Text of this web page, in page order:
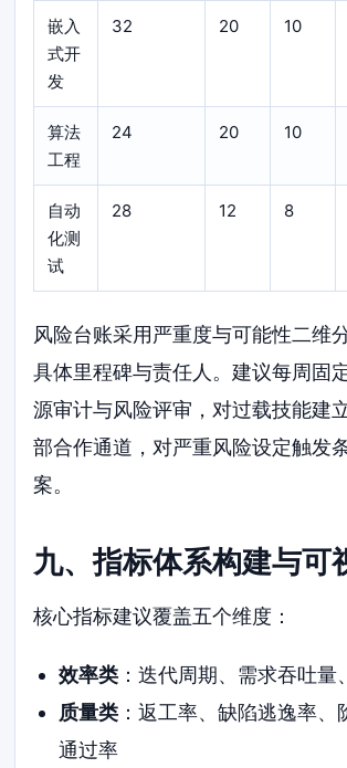
嵌入
式开
发
32 20 10
算法
工程
24 20 10
自动
化测
试
28 12 8
风险台账采用严重度与可能性二维
具体里程碑与责任人。建议每周固
源审计与风险评审，对过载技能建
部合作通道，对严重风险设定触发
案。
九、指标体系构建与可
核心指标建议覆盖五个维度：
效率类：迭代周期、需求吞吐量
质量类：返工率、缺陷逃逸率、
通过率